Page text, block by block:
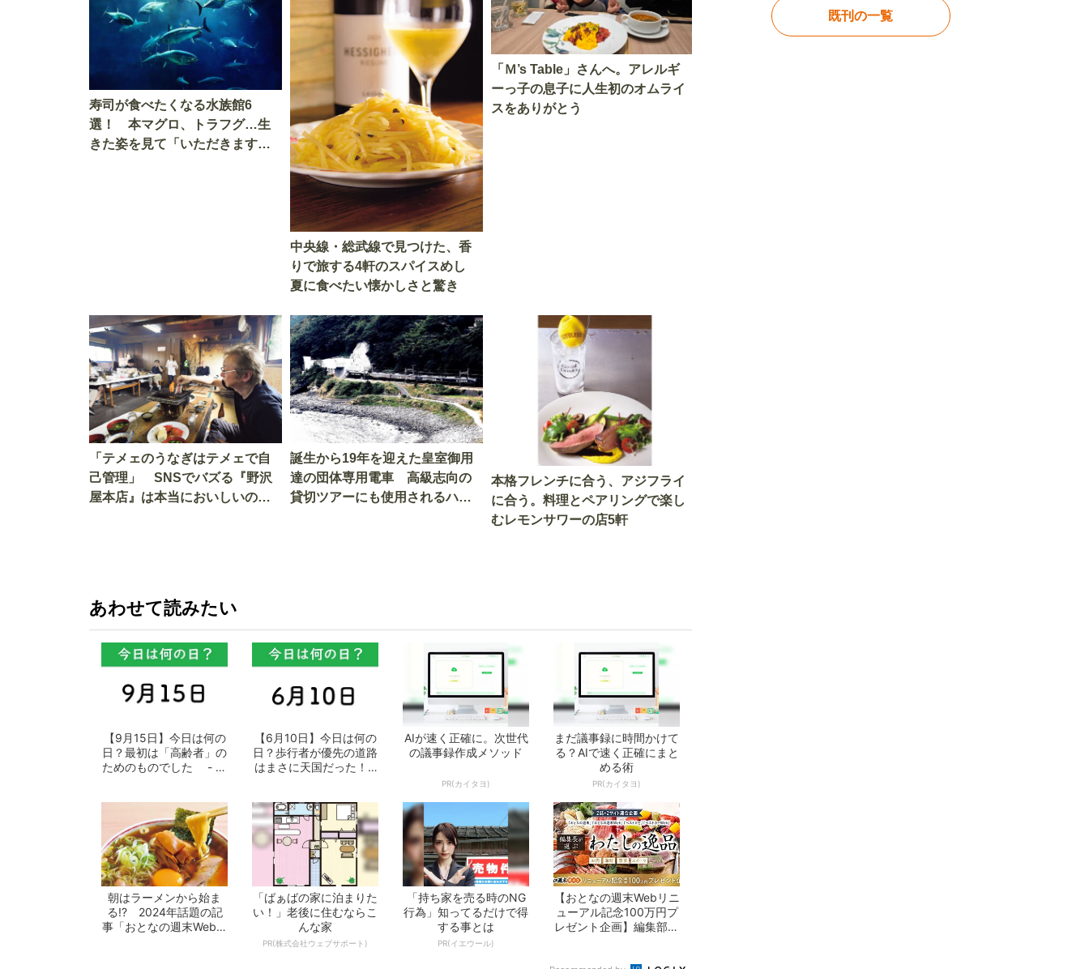
寿司が食べたくなる水族館6
選！ 本マグロ、トラフグ…生
きた姿を見て「いただきます」
中央線・総武線で見つけた、香
りで旅する4軒のスパイスめし
夏に食べたい懐かしさと驚き
「Ｍ’s Table」さんへ。アレルギ
ーっ子の息子に人生初のオムライ
スをありがとう
「テメェのうなぎはテメェで自
己管理」 SNSでバズる『野沢
屋本店』は本当においしいの
誕生から19年を迎えた皇室御用
達の団体専用電車 高級志向の
貸切ツアーにも使用されるハイ
本格フレンチに合う、アジフライ
に合う。料理とペアリングで楽し
むレモンサワーの店5軒
あわせて読みたい
【9月15日】今日は何の
日？最初は「高齢者」の
ためのものでした - お
【6月10日】今日は何の
日？歩行者が優先の道路
はまさに天国だった！ -
AIが速く正確に。次世代
の議事録作成メソッド
PR(カイタヨ)
まだ議事録に時間かけて
る？AIで速く正確にまと
める術
PR(カイタヨ)
朝はラーメンから始ま
る!? 2024年話題の記
事「おとなの週末Web」
「ばぁばの家に泊まりた
い！」老後に住むならこ
んな家
PR(株式会社ウェブサポート)
「持ち家を売る時のNG
行為」知ってるだけで得
する事とは
PR(イエウール)
【おとなの週末Webリニ
ューアル記念100万円プ
レゼント企画】編集部が
既刊の一覧